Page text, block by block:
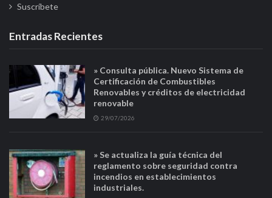
Suscríbete
Entradas Recientes
» Consulta pública. Nuevo Sistema de
Certificación de Combustibles
Renovables y créditos de electricidad
renovable
29/07/2026
» Se actualiza la guía técnica del
reglamento sobre seguridad contra
incendios en establecimientos
industriales.